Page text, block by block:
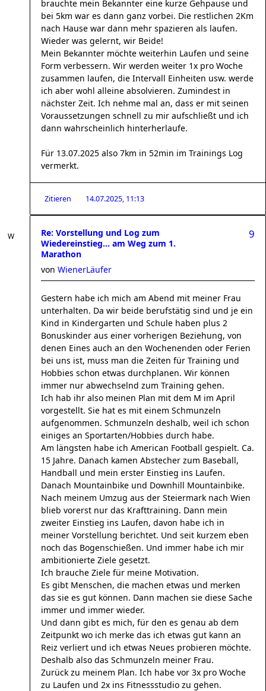
brauchte mein Bekannter eine kurze Gehpause und
bei 5km war es dann ganz vorbei. Die restlichen 2Km
nach Hause war dann mehr spazieren als laufen.
Wieder was gelernt, wir Beide!
Mein Bekannter möchte weiterhin Laufen und seine
Form verbessern. Wir werden weiter 1x pro Woche
zusammen laufen, die Intervall Einheiten usw. werde
ich aber wohl alleine absolvieren. Zumindest in
nächster Zeit. Ich nehme mal an, dass er mit seinen
Voraussetzungen schnell zu mir aufschließt und ich
dann wahrscheinlich hinterherlaufe.
Für 13.07.2025 also 7km in 52min im Trainings Log
vermerkt.
Zitieren 14.07.2025, 11:13
Re: Vorstellung und Log zum
Wiedereinstieg... am Weg zum 1.
Marathon
9
von WienerLäufer
Gestern habe ich mich am Abend mit meiner Frau
unterhalten. Da wir beide berufstätig sind und je ein
Kind in Kindergarten und Schule haben plus 2
Bonuskinder aus einer vorherigen Beziehung, von
denen Eines auch an den Wochenenden oder Ferien
bei uns ist, muss man die Zeiten für Training und
Hobbies schon etwas durchplanen. Wir können
immer nur abwechselnd zum Training gehen.
Ich hab ihr also meinen Plan mit dem M im April
vorgestellt. Sie hat es mit einem Schmunzeln
aufgenommen. Schmunzeln deshalb, weil ich schon
einiges an Sportarten/Hobbies durch habe.
Am längsten habe ich American Football gespielt. Ca.
15 Jahre. Danach kamen Abstecher zum Baseball,
Handball und mein erster Einstieg ins Laufen.
Danach Mountainbike und Downhill Mountainbike.
Nach meinem Umzug aus der Steiermark nach Wien
blieb vorerst nur das Krafttraining. Dann mein
zweiter Einstieg ins Laufen, davon habe ich in
meiner Vorstellung berichtet. Und seit kurzem eben
noch das Bogenschießen. Und immer habe ich mir
ambitionierte Ziele gesetzt.
Ich brauche Ziele für meine Motivation.
Es gibt Menschen, die machen etwas und merken
das sie es gut können. Dann machen sie diese Sache
immer und immer wieder.
Und dann gibt es mich, für den es genau ab dem
Zeitpunkt wo ich merke das ich etwas gut kann an
Reiz verliert und ich etwas Neues probieren möchte.
Deshalb also das Schmunzeln meiner Frau.
Zurück zu meinem Plan. Ich habe vor 3x pro Woche
zu Laufen und 2x ins Fitnessstudio zu gehen.